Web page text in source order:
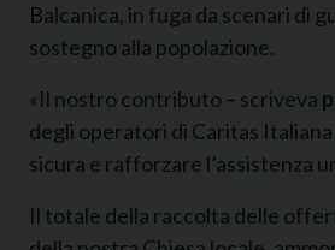
Balcanica, in fuga da scenari di
sostegno alla popolazione.
«Il nostro contributo – scriveva
degli operatori di Caritas
sicura e rafforzare l’assistenza
Il totale della raccolta delle